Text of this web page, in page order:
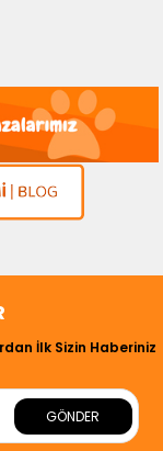
İlk Sizin Haberiniz
GÖNDER